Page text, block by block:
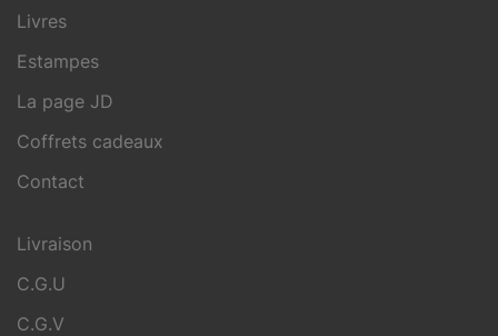
Livres
Estampes
La page JD
Coffrets cadeaux
Contact
Livraison
C.G.U
C.G.V